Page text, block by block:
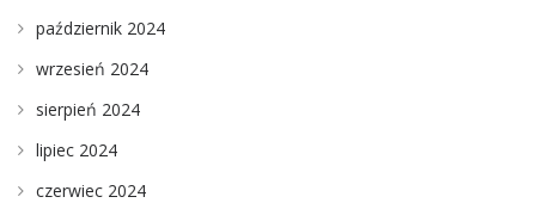
październik 2024
wrzesień 2024
sierpień 2024
lipiec 2024
czerwiec 2024